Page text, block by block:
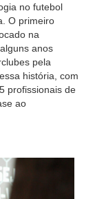
no futebol
O primeiro
na
anos
pela
história, com
profissionais de
ao